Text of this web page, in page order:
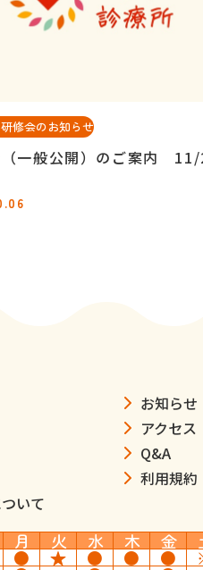
修会のお知らせ
一般公開）のご案内
いて
お知らせ
アクセス
Q&A
利用規約
月 火 水 木 金
● ★ ● ● ●